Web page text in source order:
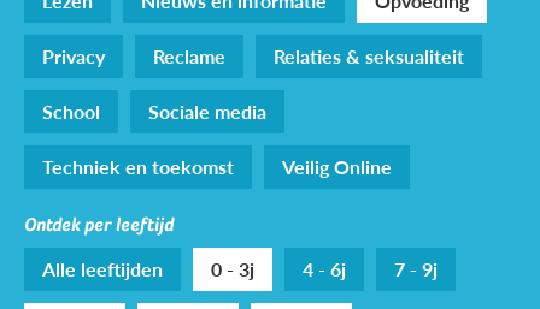
Privacy
Reclame
Relaties & seksualiteit
School
Sociale media
Techniek en toekomst
Veilig Online
Ontdek per leeftijd
Alle leeftijden 0 - 3j 4 - 6j
7 - 9j